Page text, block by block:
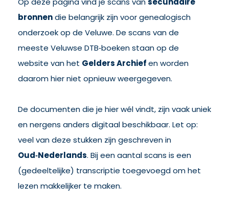
bronnendie belangrijk zijn voor genealogisch
onderzoek op de Veluwe. De scans van de
meeste Veluwse DTB‑boeken staan op de
website van het Gelders Archiefen worden
daarom hier niet opnieuw weergegeven.
De documenten die je hier wél vindt, zijn vaak uniek
en nergens anders digitaal beschikbaar. Let op:
veel van deze stukken zijn geschreven in
Oud‑Nederlands. Bij een aantal scans is een
(gedeeltelijke) transcriptie toegevoegd om het
lezen makkelijker te maken.